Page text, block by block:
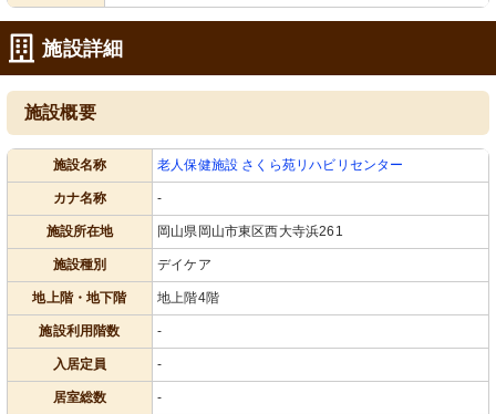
施設詳細
施設概要
施設名称 老人保健施設 さくら苑リハビリセンター
カナ名称 -
施設所在地 岡山県岡山市東区西大寺浜261
施設種別 デイケア
地上階・地下階 地上階4階
施設利用階数 -
入居定員 -
居室総数 -